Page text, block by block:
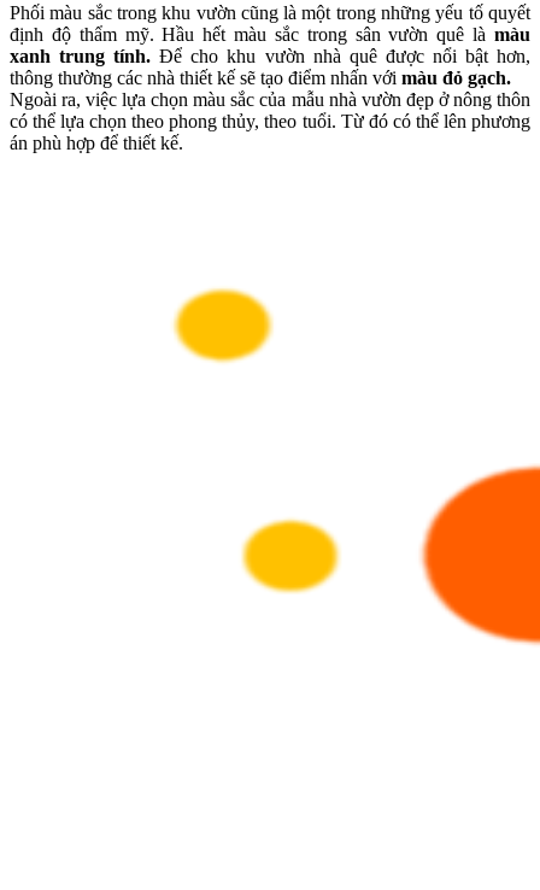
Phối màu sắc trong khu vườn cũng là một trong những yếu tố quyết
định độ thẩm mỹ. Hầu hết màu sắc trong sân vườn quê là màu
xanh trung tính. Để cho khu vườn nhà quê được nổi bật hơn,
thông thường các nhà thiết kế sẽ tạo điểm nhấn với màu đỏ gạch.
Ngoài ra, việc lựa chọn màu sắc của mẫu nhà vườn đẹp ở nông thôn
có thể lựa chọn theo phong thủy, theo tuổi. Từ đó có thể lên phương
án phù hợp để thiết kế.